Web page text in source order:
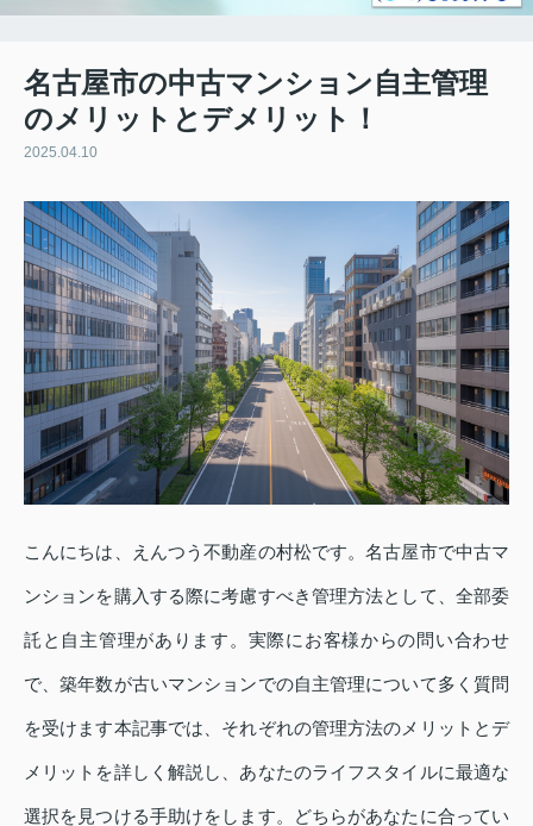
名古屋市の中古マンション自主管理
のメリットとデメリット！
2025.04.10
こんにちは、えんつう不動産の村松です。名古屋市で中古マ
ンションを購入する際に考慮すべき管理方法として、全部委
託と自主管理があります。実際にお客様からの問い合わせ
で、築年数が古いマンションでの自主管理について多く質問
を受けます本記事では、それぞれの管理方法のメリットとデ
メリットを詳しく解説し、あなたのライフスタイルに最適な
選択を見つける手助けをします。どちらがあなたに合ってい